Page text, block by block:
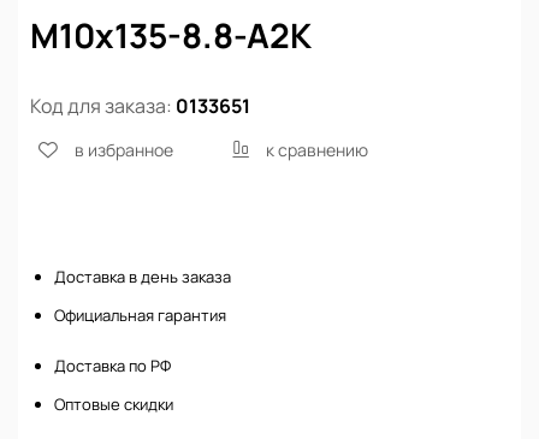
М10х135-8.8-А2К
Код для заказа: 0133651
в избранное к сравнению
Доставка в день заказа
Официальная гарантия
Доставка по РФ
Оптовые скидки